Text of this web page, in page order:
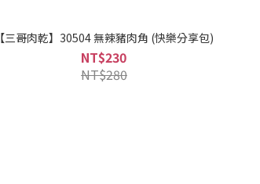
【三哥肉乾】30504 無辣豬肉角 (快樂分享包)
NT$230
NT$280